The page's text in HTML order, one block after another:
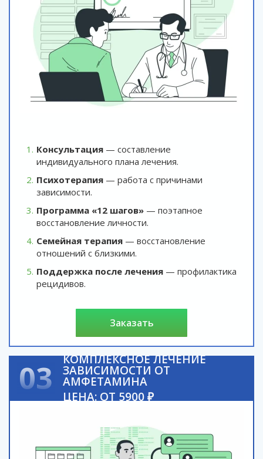
Консультация — составление
индивидуального плана лечения.
Психотерапия — работа с причинами
зависимости.
Программа «12 шагов» — поэтапное
восстановление личности.
Семейная терапия — восстановление
отношений с близкими.
Поддержка после лечения — профилактика
рецидивов.
заказать
03 КОМПЛЕКСНОЕ ЛЕЧЕНИЕ
ЗАВИСИМОСТИ ОТ
АМФЕТАМИНА
ЦЕНА: ОТ 5900 ₽